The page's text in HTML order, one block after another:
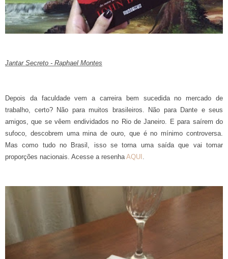
Jantar Secreto - Raphael Montes
Depois da faculdade vem a carreira bem sucedida no mercado de
trabalho, certo? Não para muitos brasileiros. Não para Dante e seus
amigos, que se vêem endividados no Rio de Janeiro. E para saírem do
sufoco, descobrem uma mina de ouro, que é no mínimo controversa.
Mas como tudo no Brasil, isso se torna uma saída que vai tomar
proporções nacionais. Acesse a resenhaAQUI .